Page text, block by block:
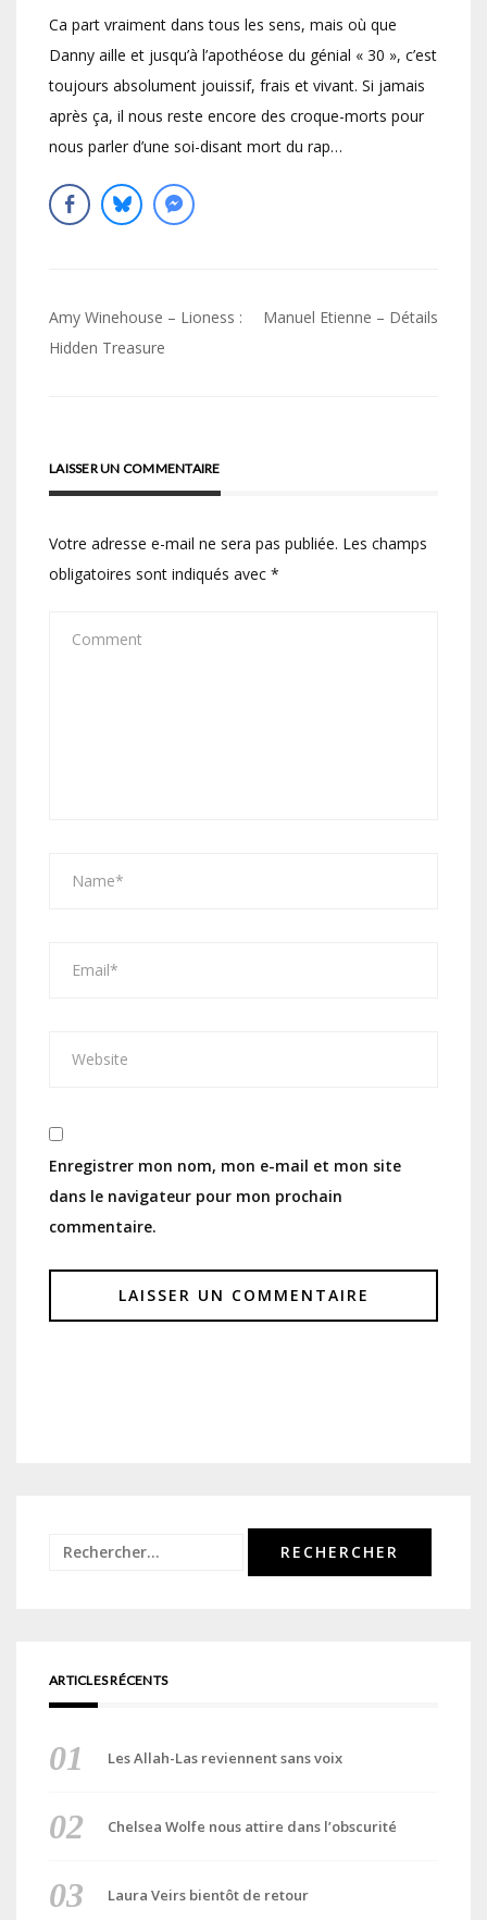
Ca part vraiment dans tous les sens, mais où que
Danny aille et jusqu’à l’apothéose du génial « 30 », c’est
toujours absolument jouissif, frais et vivant. Si jamais
après ça, il nous reste encore des croque-morts pour
nous parler d’une soi-disant mort du rap…
Navigation
de
Amy Winehouse – Lioness :
Hidden Treasure
Manuel Etienne – Détails
LAISSER UN COMMENTAIRE
Votre adresse e-mail ne sera pas publiée. Les champs
obligatoires sont indiqués avec *
Enregistrer mon nom, mon e-mail et mon site
dans le navigateur pour mon prochain
commentaire.
Rechercher :
ARTICLES RÉCENTS
Les Allah-Las reviennent sans voix
Chelsea Wolfe nous attire dans l’obscurité
Laura Veirs bientôt de retour